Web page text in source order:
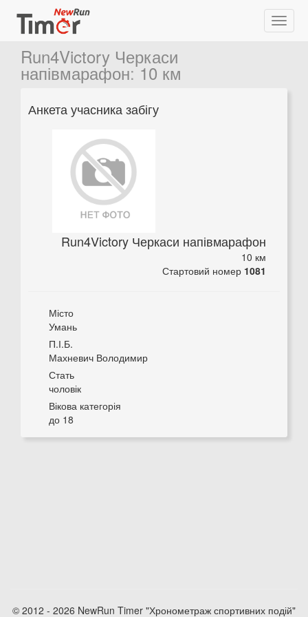
Run4Victory Черкаси
напівмарафон:10 км
Анкета учасника забігу
Run4Victory Черкаси напівмарафон
10 км
Стартовий номер 1081
Місто
Умань
П.І.Б.
Махневич Володимир
Стать
чоловік
Вікова категорія
до 18
© 2012 - 2026 NewRun Timer "Хронометраж спортивних подій"